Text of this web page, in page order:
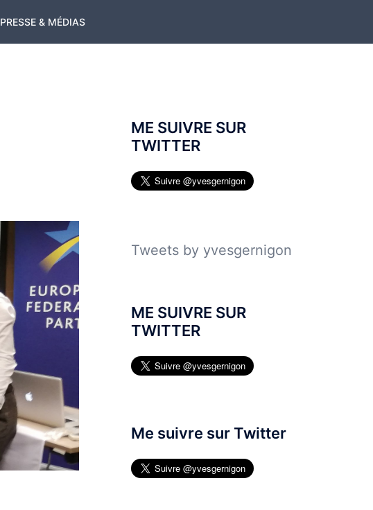
PRESSE & MÉDIAS
ME SUIVRE SUR
TWITTER
Tweets by yvesgernigon
ME SUIVRE SUR
TWITTER
Me suivre sur Twitter